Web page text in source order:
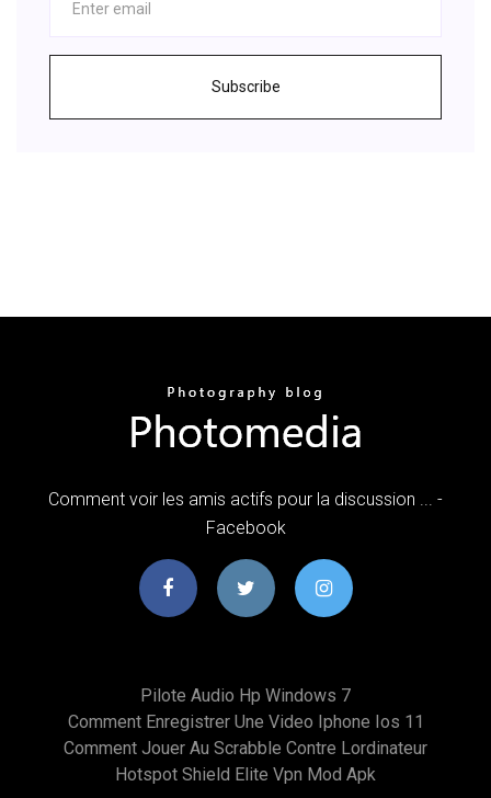
Subscribe
Comment voir les amis actifs pour la discussion ... -
Facebook
Pilote Audio Hp Windows 7
Comment Enregistrer Une Video Iphone Ios 11
Comment Jouer Au Scrabble Contre Lordinateur
Hotspot Shield Elite Vpn Mod Apk